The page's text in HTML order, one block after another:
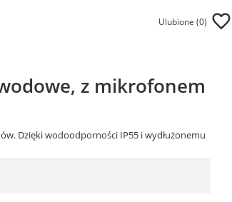
Ulubione (0)
z mikrofonem
Dzięki wodoodporności IP55 i wydłużonemu